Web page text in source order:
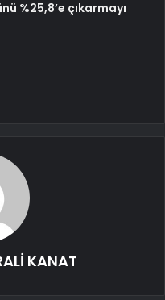
%25,8’e çıkarmayı
KANAT